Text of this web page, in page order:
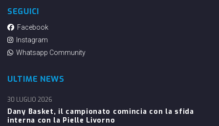
SEGUICI
Facebook
Instagram
Whatsapp Community
ULTIME NEWS
Dany Basket, il campionato comincia con la sfida
interna con la Pielle Livorno
30 LUGLIO 2026